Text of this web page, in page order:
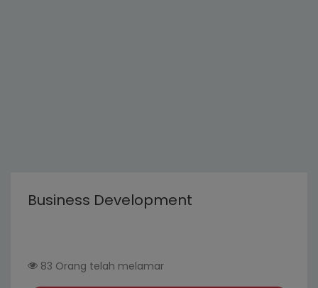
Business Development
83 Orang telah melamar